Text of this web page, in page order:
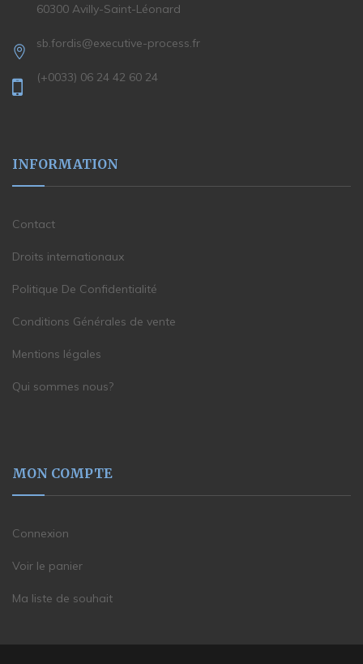
60300 Avilly-Saint-Léonard
sb.fordis@executive-process.fr
(+0033) 06 24 42 60 24
INFORMATION
Contact
Droits internationaux
Politique De Confidentialité
Conditions Générales de vente
Mentions légales
Qui sommes nous?
MON COMPTE
Connexion
Voir le panier
Ma liste de souhait